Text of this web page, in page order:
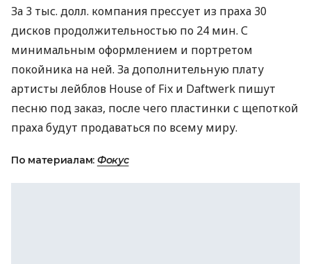
За 3 тыс. долл. компания прессует из праха 30
дисков продолжительностью по 24 мин. С
минимальным оформлением и портретом
покойника на ней. За дополнительную плату
артисты лейблов House of Fix и Daftwerk пишут
песню под заказ, после чего пластинки с щепоткой
праха будут продаваться по всему миру.
По материалам: Фокус